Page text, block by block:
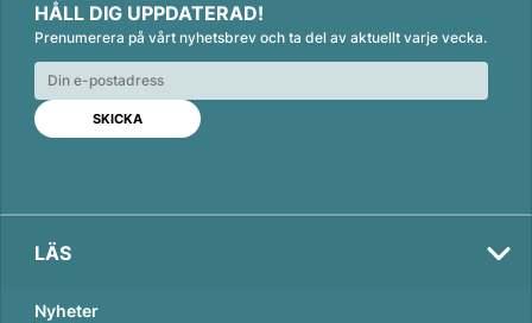
n
k
e
d
n
c
e
b
o
o
k
a
i
l
HÅLL DIG UPPDATERAD!
Prenumerera på vårt nyhetsbrev och ta del av aktuellt varje vecka.
LÄS
Nyheter